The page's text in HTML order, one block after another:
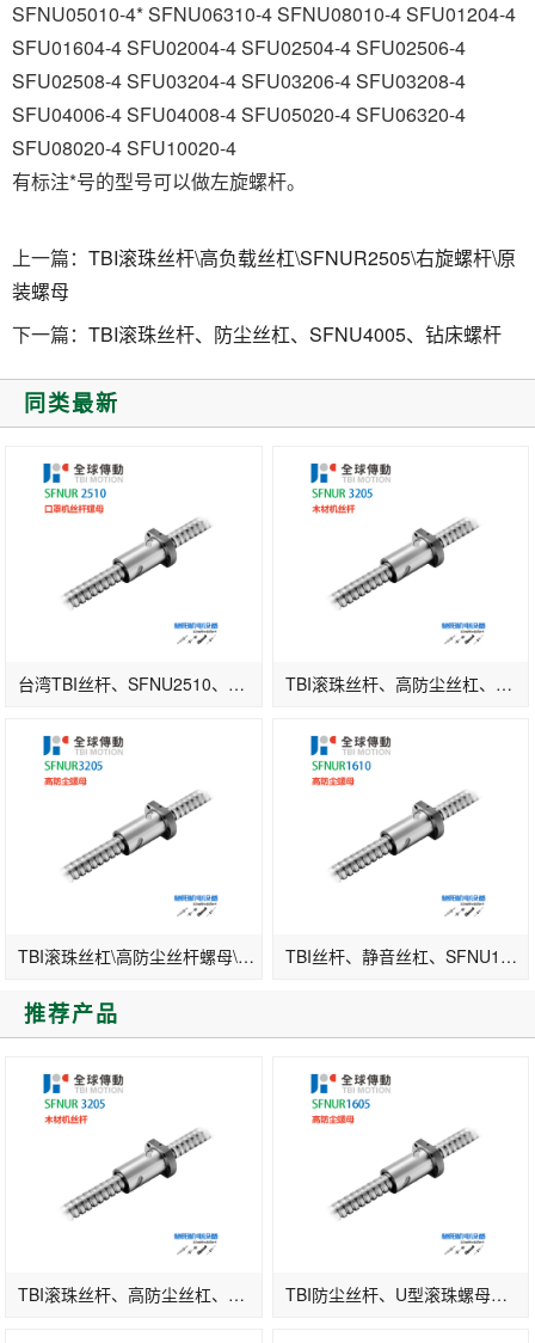
SFNU05010-4* SFNU06310-4 SFNU08010-4 SFU01204-4
SFU01604-4 SFU02004-4 SFU02504-4 SFU02506-4
SFU02508-4 SFU03204-4 SFU03206-4 SFU03208-4
SFU04006-4 SFU04008-4 SFU05020-4 SFU06320-4
SFU08020-4 SFU10020-4
有标注*号的型号可以做左旋螺杆。
上一篇： TBI滚珠丝杆\高负载丝杠\SFNUR2505\右旋螺杆\原
装螺母
下一篇： TBI滚珠丝杆、防尘丝杠、SFNU4005、钻床螺杆
同类最新
台湾TBI丝杆、SFNU2510、口罩机丝杆配件供应 TBI滚珠丝杆、高防尘丝杠、SFNUR3205、木材机螺杆
TBI滚珠丝杠\高防尘丝杆螺母\SFNU3205\精密级丝杆 TBI丝杆、静音丝杠、SFNU1610
推荐产品
TBI滚珠丝杆、高防尘丝杠、SFNUR3205、木材机螺杆 TBI防尘丝杆、U型滚珠螺母、SFNU1605